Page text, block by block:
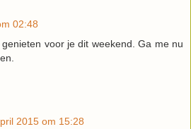
02:48
voor je dit weekend. Ga me nu
2015 om 15:28